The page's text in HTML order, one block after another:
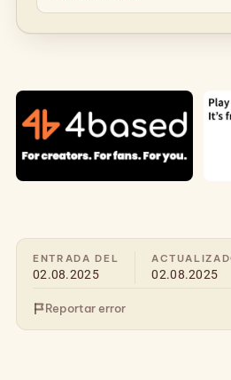
ENTRADA DEL
02.08.2025 02.08.2025
Reportar error